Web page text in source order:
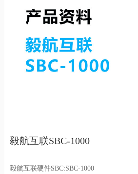
毅航互联SBC-1000
毅航互联硬件SBC:SBC-1000